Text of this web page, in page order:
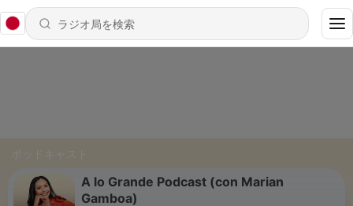
ポッドキャスト
A lo Grande Podcast (con Marian
Gamboa)